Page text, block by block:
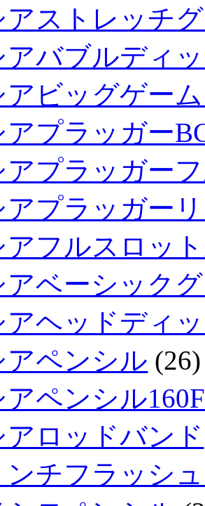
アストレッチ
アバブルディ
アビッグゲー
アプラッガー
アプラッガー
アプラッガー
アフルスロッ
アベーシック
アヘッドディ
アペンシル (26)
アペンシル
アロッドバンド
ンチフラッシ